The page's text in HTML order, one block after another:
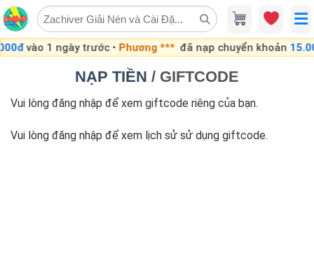
vào 1 ngày trước •Phương ***đã nạp chuyển khoản
Skip
to
content
NẠP TIỀN / GIFTCODE
Vui lòng đăng nhập để xem giftcode riêng của bạn.
Vui lòng đăng nhập để xem lịch sử sử dụng giftcode.